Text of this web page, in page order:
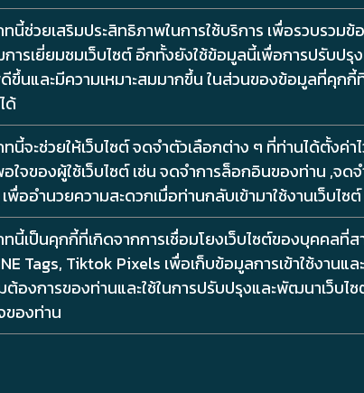
ทนี้ช่วยเสริมประสิทธิภาพในการใช้บริการ เพื่อรวบรวม
ารเยี่ยมชมเว็บไซต์ อีกทั้งยังใช้ข้อมูลนี้เพื่อการปรับปรุ
นและมีความเหมาะสมมากขึ้น ในส่วนของข้อมูลที่คุกกี้
ด้
ทนี้จะช่วยให้เว็บไซต์ จดจำตัวเลือกต่าง ๆ ที่ท่านได้ตั้งค่
ใจของผู้ใช้เว็บไซต์ เช่น จดจำการล็อกอินของท่าน ,จ
พื่ออำนวยความสะดวกเมื่อท่านกลับเข้ามาใช้งานเว็บไซต์
ทนี้เป็นคุกกี้ที่เกิดจากการเชื่อมโยงเว็บไซต์ของบุคคล
Tags, Tiktok Pixels เพื่อเก็บข้อมูลการเข้าใช้งาน
มต้องการของท่านและใช้ในการปรับปรุงและพัฒนาเว็บไ
ของท่าน